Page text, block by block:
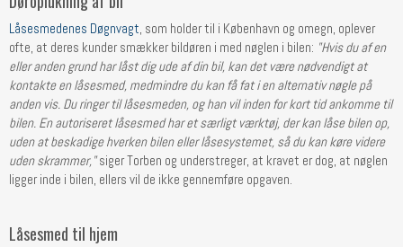
Låsesmedenes Døgnvagt, som holder til i København og omegn, oplever
ofte, at deres kunder smækker bildøren i med nøglen i bilen: "Hvis du af en
eller anden grund har låst dig ude af din bil, kan det være nødvendigt at
kontakte en låsesmed, medmindre du kan få fat i en alternativ nøgle på
anden vis. Du ringer til låsesmeden, og han vil inden for kort tid ankomme til
bilen. En autoriseret låsesmed har et særligt værktøj, der kan låse bilen op,
uden at beskadige hverken bilen eller låsesystemet, så du kan køre videre
uden skrammer,"siger Torben og understreger, at kravet er dog, at nøglen
ligger inde i bilen, ellers vil de ikke gennemføre opgaven.
Låsesmed til hjem